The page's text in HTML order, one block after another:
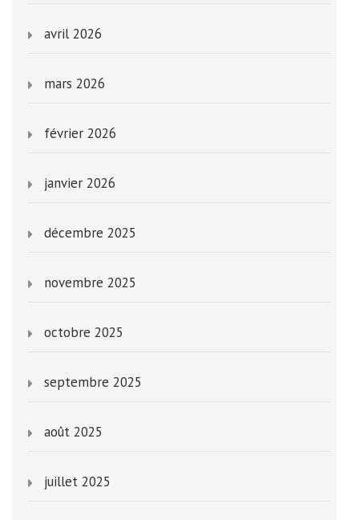
avril 2026
mars 2026
février 2026
janvier 2026
décembre 2025
novembre 2025
octobre 2025
septembre 2025
août 2025
juillet 2025